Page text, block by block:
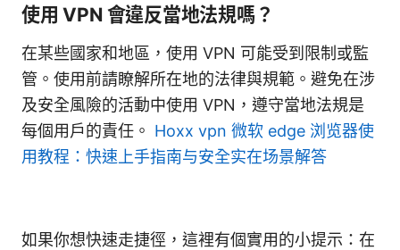
使用 VPN 會違反當地法規嗎？
在某些國家和地區，使用 VPN 可能受到限制或監
管。使用前請瞭解所在地的法律與規範。避免在涉
及安全風險的活動中使用 VPN，遵守當地法規是
每個用戶的責任。 Hoxx vpn 微软 edge 浏览器使
用教程：快速上手指南与安全实在场景解答
如果你想快速走捷徑，這裡有個實用的小提示：在